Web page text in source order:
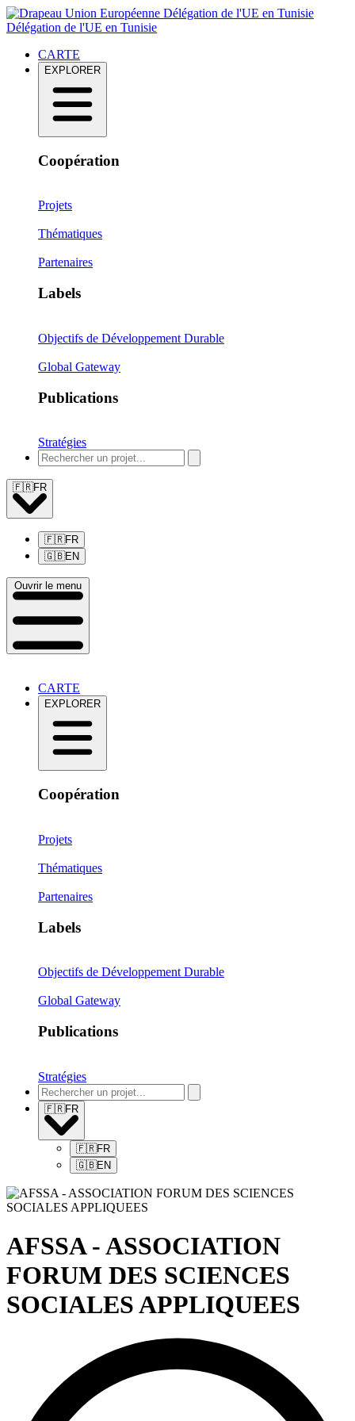
Délégation de l'UE en Tunisie
Délégation de l'UE en Tunisie
CARTE
EXPLORER
Coopération
Projets
Thématiques
Partenaires
Labels
Objectifs de Développement Durable
Global Gateway
Publications
Stratégies
🇫🇷FR
🇫🇷FR
🇬🇧EN
Ouvrir le menu
CARTE
EXPLORER
Coopération
Projets
Thématiques
Partenaires
Labels
Objectifs de Développement Durable
Global Gateway
Publications
Stratégies
🇫🇷FR
🇫🇷FR
🇬🇧EN
AFSSA - ASSOCIATION
FORUM DES SCIENCES
SOCIALES APPLIQUEES